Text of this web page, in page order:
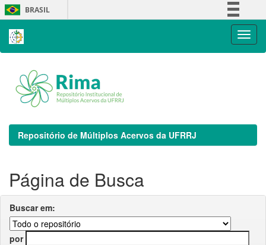
Skip
navigation
BRASIL
Repositório de Múltiplos Acervos da UFRRJ
Página de Busca
Buscar em:
por